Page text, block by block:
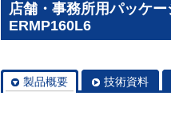
店舗・事務所用パッケ
ERMP160L6
製品概要 技術資料